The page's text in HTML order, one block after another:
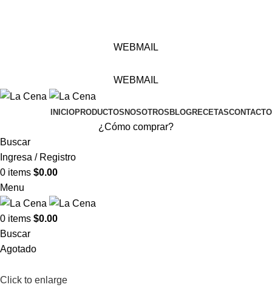
WEBMAIL
WEBMAIL
INICIOPRODUCTOSNOSOTROSBLOGRECETASCONTACTO
¿Cómo comprar?
Buscar
Ingresa / Registro
0 items $0.00
Menu
0 items $0.00
Buscar
Agotado
Click to enlarge